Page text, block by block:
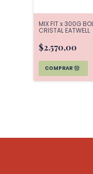
MIX FIT x 300G
CRISTAL EATWELL
$2.570,00